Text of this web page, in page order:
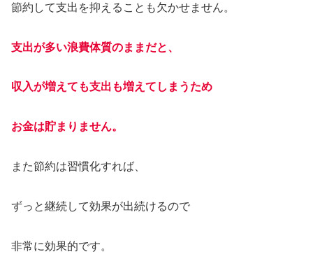
節約して支出を抑えることも欠かせません。
支出が多い浪費体質のままだと、
収入が増えても支出も増えてしまうため
お金は貯まりません。
また節約は習慣化すれば、
ずっと継続して効果が出続けるので
非常に効果的です。